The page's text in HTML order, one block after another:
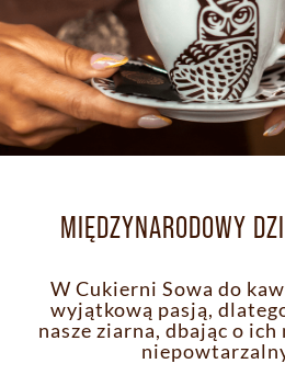
MIĘDZYNARODOWY
W Cukierni Sowa do
wyjątkową pasją,
nasze ziarna, dbając o ich